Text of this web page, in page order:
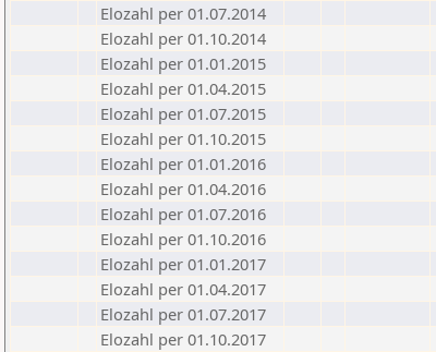
Elozahl per 01.07.2014
Elozahl per 01.10.2014
Elozahl per 01.01.2015
Elozahl per 01.04.2015
Elozahl per 01.07.2015
Elozahl per 01.10.2015
Elozahl per 01.01.2016
Elozahl per 01.04.2016
Elozahl per 01.07.2016
Elozahl per 01.10.2016
Elozahl per 01.01.2017
Elozahl per 01.04.2017
Elozahl per 01.07.2017
Elozahl per 01.10.2017